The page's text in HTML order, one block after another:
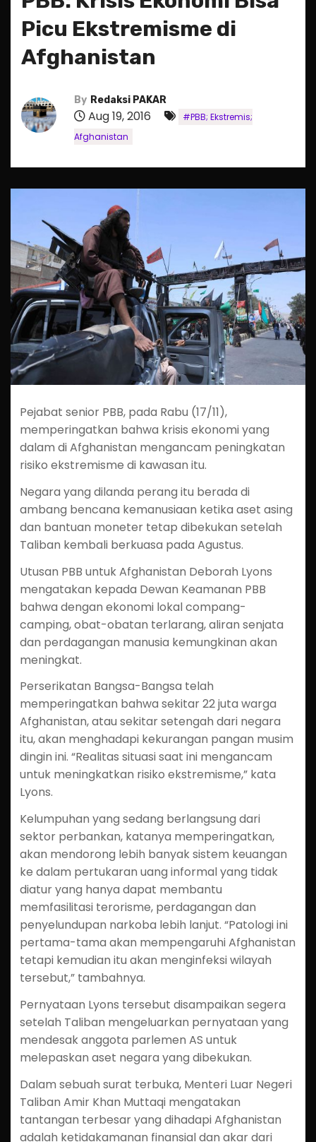
Picu Ekstremisme di
Afghanistan
By Redaksi PAKAR
Aug 19, 2016
#PBB; Ekstremis;
Afghanistan
Pejabat senior PBB, pada Rabu (17/11),
memperingatkan bahwa krisis ekonomi yang
dalam di Afghanistan mengancam peningkatan
risiko ekstremisme di kawasan itu.
Negara yang dilanda perang itu berada di
ambang bencana kemanusiaan ketika aset asing
dan bantuan moneter tetap dibekukan setelah
Taliban kembali berkuasa pada Agustus.
Utusan PBB untuk Afghanistan Deborah Lyons
mengatakan kepada Dewan Keamanan PBB
bahwa dengan ekonomi lokal compang-
camping, obat-obatan terlarang, aliran senjata
dan perdagangan manusia kemungkinan akan
meningkat.
Perserikatan Bangsa-Bangsa telah
memperingatkan bahwa sekitar 22 juta warga
Afghanistan, atau sekitar setengah dari negara
itu, akan menghadapi kekurangan pangan musim
dingin ini. “Realitas situasi saat ini mengancam
untuk meningkatkan risiko ekstremisme,” kata
Lyons.
Kelumpuhan yang sedang berlangsung dari
sektor perbankan, katanya memperingatkan,
akan mendorong lebih banyak sistem keuangan
ke dalam pertukaran uang informal yang tidak
diatur yang hanya dapat membantu
memfasilitasi terorisme, perdagangan dan
penyelundupan narkoba lebih lanjut. “Patologi ini
pertama-tama akan mempengaruhi Afghanistan
tetapi kemudian itu akan menginfeksi wilayah
tersebut,” tambahnya.
Pernyataan Lyons tersebut disampaikan segera
setelah Taliban mengeluarkan pernyataan yang
mendesak anggota parlemen AS untuk
melepaskan aset negara yang dibekukan.
Dalam sebuah surat terbuka, Menteri Luar Negeri
Taliban Amir Khan Muttaqi mengatakan
tantangan terbesar yang dihadapi Afghanistan
adalah ketidakamanan finansial dan akar dari